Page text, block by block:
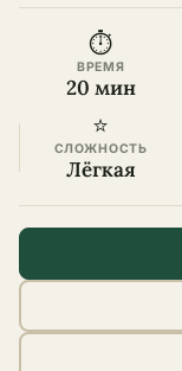
⏱
ВРЕМЯ
20 мин
⭐
СЛОЖНОСТЬ
Лёгкая